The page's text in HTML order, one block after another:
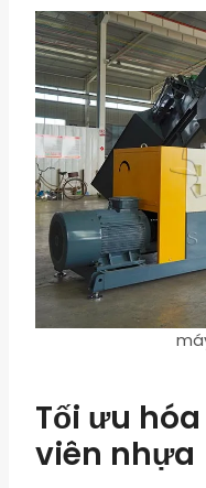
Tối ưu
viên nhựa